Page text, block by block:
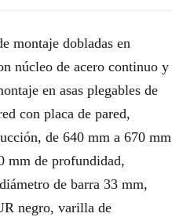
montaje dobladas en
núcleo de acero continuo y
en asas plegables de
con placa de pared,
de 640 mm a 670 mm
mm de profundidad,
de barra 33 mm,
negro, varilla de